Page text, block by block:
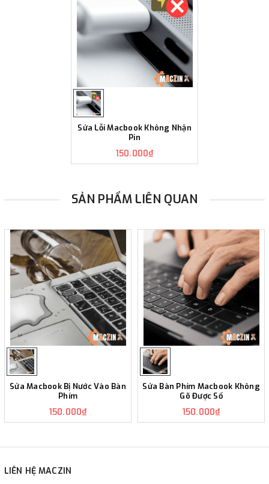
Sửa Lỗi Macbook Không Nhận
Pin
150.000₫
SẢN PHẨM LIÊN QUAN
Sửa Macbook Bị Nước Vào Bàn
Phím
150.000₫
Sửa Bàn Phím Macbook Không
Gõ Được Số
150.000₫
LIÊN HỆ MACZIN